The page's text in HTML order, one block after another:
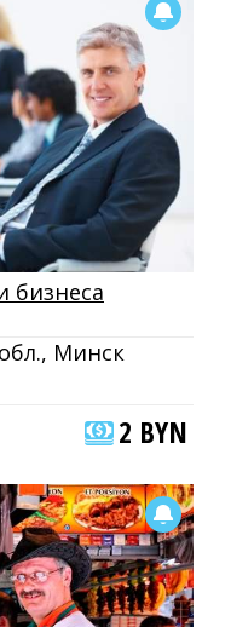
бизнеса
Минск
2 BYN